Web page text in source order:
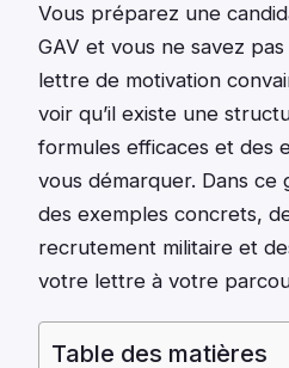
Vous préparez une
GAV et vous ne savez
lettre de motivation
voir qu’il existe une
formules efficaces et des
vous démarquer. Dans
des exemples concrets,
recrutement militaire et
votre lettre à votre
Table des matières